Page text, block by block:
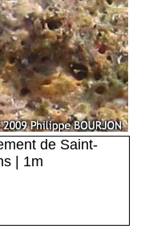
de Saint-
| 1m